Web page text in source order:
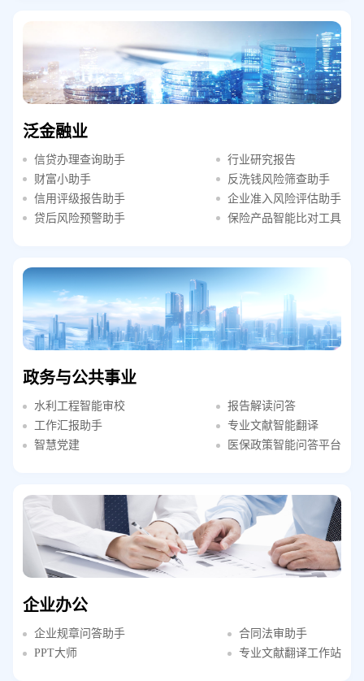
泛金融业
信贷办理查询助手
财富小助手
信用评级报告助手
贷后风险预警助手
行业研究报告
反洗钱风险筛查助手
企业准入风险评估助手
保险产品智能比对工具
政务与公共事业
水利工程智能审校
工作汇报助手
智慧党建
报告解读问答
专业文献智能翻译
医保政策智能问答平台
企业办公
企业规章问答助手
PPT大师
合同法审助手
专业文献翻译工作站